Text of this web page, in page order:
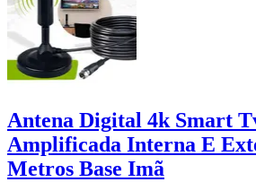
Antena Digital 4k Smart
Amplificada Interna E
Metros Base Imã